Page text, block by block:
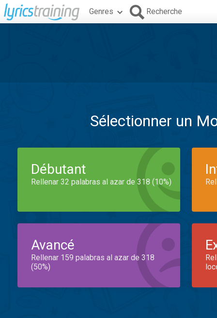
Genres Recherche
Sélectionner un
Débutant
Rellenar 32 palabras al azar de 318 (10%)
Avancé
Rellenar 159 palabras al azar de 318
(50%)